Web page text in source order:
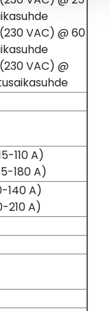
VAC) @ 60
VAC) @
110 A)
180 A)
140 A)
210 A)